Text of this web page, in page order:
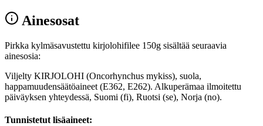
Ainesosat
Pirkka kylmäsavustettu kirjolohifilee 150g sisältää seuraavia
ainesosia:
Viljelty KIRJOLOHI (Oncorhynchus mykiss), suola,
happamuudensäätöaineet (E362, E262). Alkuperämaa ilmoitettu
päiväyksen yhteydessä, Suomi (fi), Ruotsi (se), Norja (no).
Tunnistetut lisäaineet: